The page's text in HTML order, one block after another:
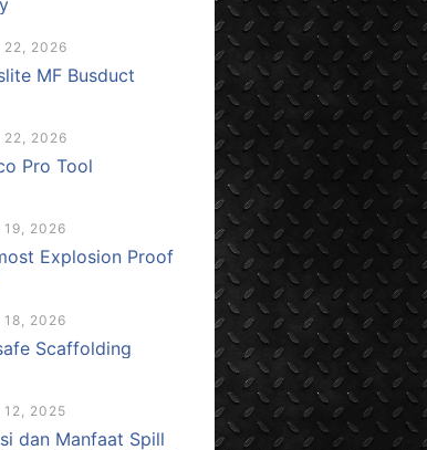
22, 2026
MF Busduct
22, 2026
Pro Tool
19, 2026
Explosion Proof
18, 2026
Scaffolding
12, 2025
dan Manfaat Spill